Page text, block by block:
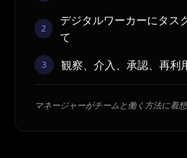
2
デジタルワーカーにタス
て
3 観察、介入、承認、再利
マネージャーがチームと働く方法に着